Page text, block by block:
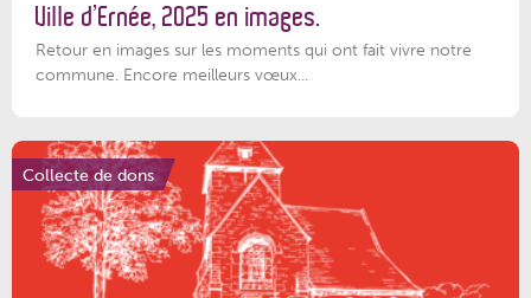
Ville d’Ernée, 2025 en images.
Retour en images sur les moments qui ont fait vivre notre
commune. Encore meilleurs vœux...
Collecte de dons